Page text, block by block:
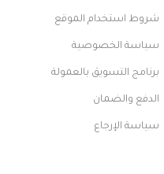
شروط استخدام الموقع
سياسة الخصوصية
برنامج التسويق بالعمولة
الدفع والضمان
سياسة الإرجاع